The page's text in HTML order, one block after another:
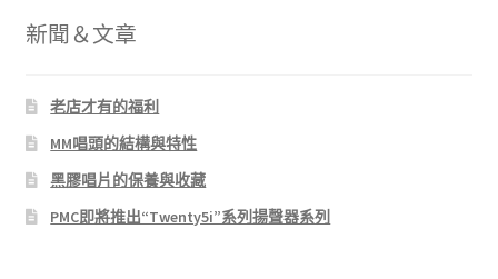
新聞＆文章
老店才有的福利
MM唱頭的結構與特性
黑膠唱片的保養與收藏
PMC即將推出“Twenty5i”系列揚聲器系列